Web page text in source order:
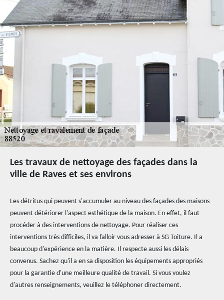
Les travaux de nettoyage des façades dans la
ville de Raves et ses environs
Les détritus qui peuvent s'accumuler au niveau des façades des maisons
peuvent détériorer l'aspect esthétique de la maison. En effet, il faut
procéder à des interventions de nettoyage. Pour réaliser ces
interventions très difficiles, il va falloir vous adresser à SG Toiture. Il a
beaucoup d'expérience en la matière. Il respecte aussi les délais
convenus. Sachez qu'il a en sa disposition les équipements appropriés
pour la garantie d'une meilleure qualité de travail. Si vous voulez
d'autres renseignements, veuillez le téléphoner directement.